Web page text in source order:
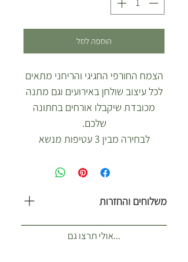
הוספה לסל
הצמח החורפי החגיגי והריחני מתאים
לכל עיצוב שולחן באירועים וגם מתנה
מכובדת שיקבלו אורחים בחתונה
שלכם.
לבחירה מבין 3 עטיפות מנשא
טיקט על שיפוד כלול במחיר.
עציצים לאירועים
צמחים למרכז שולחן
...אולי תרצו גם
משלוחים והחזרות
משלוח עולה 35 ש”ח. כולל 1-2 ארגזים.
(לא כולל צמחים לאירועים) איזורי